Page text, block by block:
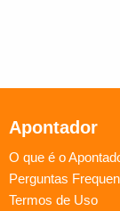
Apontador
O que é o
Perguntas
Termos de Uso